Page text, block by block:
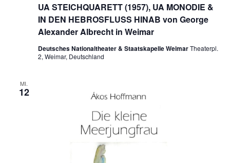
UA STEICHQUARETT (1957), UA MONODIE &
IN DEN HEBROSFLUSS HINAB von George
Alexander Albrecht in Weimar
Deutsches Nationaltheater & Staatskapelle WeimarTheaterpl.
2, Weimar, Deutschland
MI.
12